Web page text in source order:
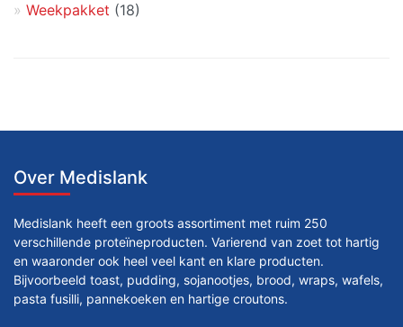
Weekpakket (18)
Over Medislank
Medislank heeft een groots assortiment met ruim 250
verschillende proteïneproducten. Varierend van zoet tot hartig
en waaronder ook heel veel kant en klare producten.
Bijvoorbeeld toast, pudding, sojanootjes, brood, wraps, wafels,
pasta fusilli, pannekoeken en hartige croutons.